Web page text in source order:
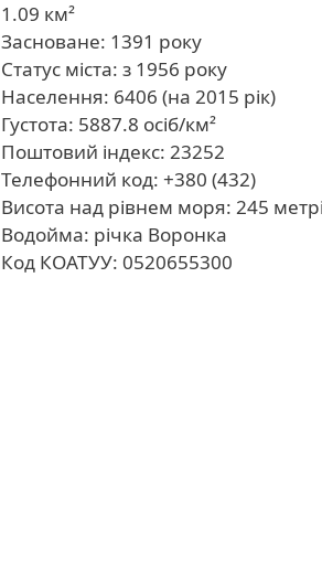
1.09 км²
Засноване: 1391 року
Статус міста: з 1956 року
Населення: 6406 (на 2015 рік)
Густота: 5887.8 осіб/км²
Поштовий індекс: 23252
Телефонний код: +380 (432)
Висота над рівнем моря: 245
Водойма: річка Воронка
Код КОАТУУ: 0520655300